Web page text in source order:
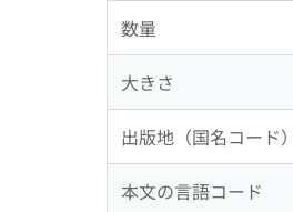
数量
大きさ
出版地（国名コード）
本文の言語コード